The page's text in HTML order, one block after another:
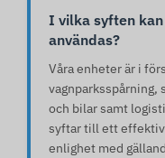
I vilka syften kan
användas?
Våra enheter är i
vagnparksspårning,
och bilar samt
syftar till ett
enlighet med